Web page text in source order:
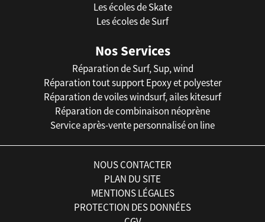
Les écoles de Skate
Les écoles de Surf
Nos Services
Réparation de Surf, Sup, wind
Réparation tout support Epoxy et polyester
Réparation de voiles windsurf, ailes kitesurf
Réparation de combinaison néoprène
Service après-vente personnalisé on line
NOUS CONTACTER
PLAN DU SITE
MENTIONS LÉGALES
PROTECTION DES DONNÉES